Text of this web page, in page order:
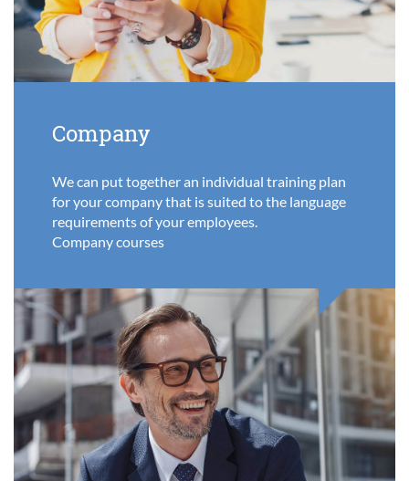
Company
We can put together an individual training plan
for your company that is suited to the language
requirements of your employees.
Company courses